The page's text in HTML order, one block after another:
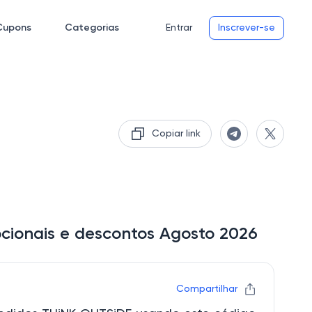
Categorias Entrar Inscrever-se
Copiar link
e descontos Agosto 2026
Compartilhar